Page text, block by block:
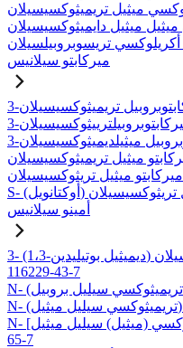
ميركابتو سيلانيس
أمينو سيلانيس
3- (1،3-ديميثيل بوتيليدين) أمينوبروبيل تريثوكسيسيلان CAS:
116229-43-7
N- [ديميثوكسي (ميثيل) سيليل ميثيل] ميثيل كارباميت CAS: 23432-
65-7